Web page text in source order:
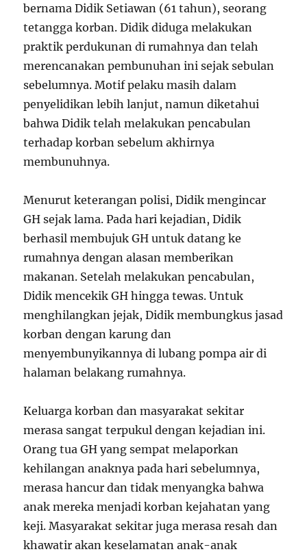
bernama Didik Setiawan (61 tahun), seorang
tetangga korban. Didik diduga melakukan
praktik perdukunan di rumahnya dan telah
merencanakan pembunuhan ini sejak sebulan
sebelumnya. Motif pelaku masih dalam
penyelidikan lebih lanjut, namun diketahui
bahwa Didik telah melakukan pencabulan
terhadap korban sebelum akhirnya
membunuhnya.
Menurut keterangan polisi, Didik mengincar
GH sejak lama. Pada hari kejadian, Didik
berhasil membujuk GH untuk datang ke
rumahnya dengan alasan memberikan
makanan. Setelah melakukan pencabulan,
Didik mencekik GH hingga tewas. Untuk
menghilangkan jejak, Didik membungkus jasad
korban dengan karung dan
menyembunyikannya di lubang pompa air di
halaman belakang rumahnya.
Keluarga korban dan masyarakat sekitar
merasa sangat terpukul dengan kejadian ini.
Orang tua GH yang sempat melaporkan
kehilangan anaknya pada hari sebelumnya,
merasa hancur dan tidak menyangka bahwa
anak mereka menjadi korban kejahatan yang
keji. Masyarakat sekitar juga merasa resah dan
khawatir akan keselamatan anak-anak